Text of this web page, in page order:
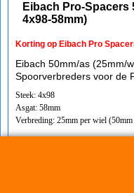
Eibach Pro-Spacers
4x98-58mm)
Korting op Eibach Pro
Eibach 50mm/as (25mm/
Spoorverbreders voor de
Steek: 4x98
Asgat: 58mm
Verbreding: 25mm per wiel (50mm